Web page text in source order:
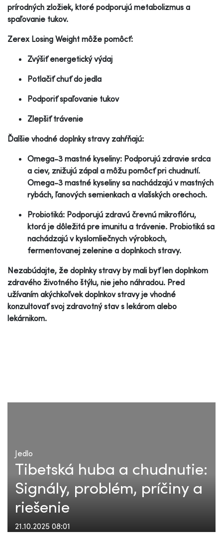
prírodných zložiek, ktoré podporujú metabolizmus a
spaľovanie tukov.
Zerex Losing Weight môže pomôcť:
Zvýšiť energetický výdaj
Potlačiť chuť do jedla
Podporiť spaľovanie tukov
Zlepšiť trávenie
Ďalšie vhodné doplnky stravy zahŕňajú:
Omega-3 mastné kyseliny: Podporujú zdravie srdca
a ciev, znižujú zápal a môžu pomôcť pri chudnutí.
Omega-3 mastné kyseliny sa nachádzajú v mastných
rybách, ľanových semienkach a vlašských orechoch.
Probiotiká: Podporujú zdravú črevnú mikroflóru,
ktorá je dôležitá pre imunitu a trávenie. Probiotiká sa
nachádzajú v kyslomliečnych výrobkoch,
fermentovanej zelenine a doplnkoch stravy.
Nezabúdajte, že doplnky stravy by mali byť len doplnkom
zdravého životného štýlu, nie jeho náhradou. Pred
užívaním akýchkoľvek doplnkov stravy je vhodné
konzultovať svoj zdravotný stav s lekárom alebo
lekárnikom.
Jedlo
Tibetská huba a chudnutie:
Signály, problém, príčiny a
riešenie
21.10.2025 08:01